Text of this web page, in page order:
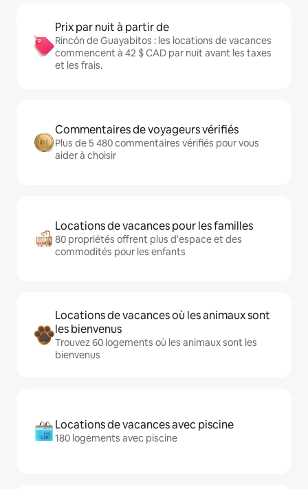
Prix par nuit à partir de
Rincón de Guayabitos : les locations de vacances
commencent à 42 $ CAD par nuit avant les taxes
et les frais.
Commentaires de voyageurs vérifiés
Plus de 5 480 commentaires vérifiés pour vous
aider à choisir
Locations de vacances pour les familles
80 propriétés offrent plus d'espace et des
commodités pour les enfants
Locations de vacances où les animaux sont
les bienvenus
Trouvez 60 logements où les animaux sont les
bienvenus
Locations de vacances avec piscine
180 logements avec piscine